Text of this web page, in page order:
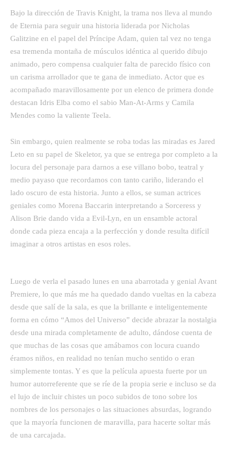
Bajo la dirección de Travis Knight, la trama nos lleva al mundo
de Eternia para seguir una historia liderada por Nicholas
Galitzine en el papel del Príncipe Adam, quien tal vez no tenga
esa tremenda montaña de músculos idéntica al querido dibujo
animado, pero compensa cualquier falta de parecido físico con
un carisma arrollador que te gana de inmediato. Actor que es
acompañado maravillosamente por un elenco de primera donde
destacan Idris Elba como el sabio Man-At-Arms y Camila
Mendes como la valiente Teela.
Sin embargo, quien realmente se roba todas las miradas es Jared
Leto en su papel de Skeletor, ya que se entrega por completo a la
locura del personaje para darnos a ese villano bobo, teatral y
medio payaso que recordamos con tanto cariño, liderando el
lado oscuro de esta historia. Junto a ellos, se suman actrices
geniales como Morena Baccarin interpretando a Sorceress y
Alison Brie dando vida a Evil-Lyn, en un ensamble actoral
donde cada pieza encaja a la perfección y donde resulta difícil
imaginar a otros artistas en esos roles.
Luego de verla el pasado lunes en una abarrotada y genial Avant
Premiere, lo que más me ha quedado dando vueltas en la cabeza
desde que salí de la sala, es que la brillante e inteligentemente
forma en cómo “Amos del Universo” decide abrazar la nostalgia
desde una mirada completamente de adulto, dándose cuenta de
que muchas de las cosas que amábamos con locura cuando
éramos niños, en realidad no tenían mucho sentido o eran
simplemente tontas. Y es que la película apuesta fuerte por un
humor autorreferente que se ríe de la propia serie e incluso se da
el lujo de incluir chistes un poco subidos de tono sobre los
nombres de los personajes o las situaciones absurdas, logrando
que la mayoría funcionen de maravilla, para hacerte soltar más
de una carcajada.